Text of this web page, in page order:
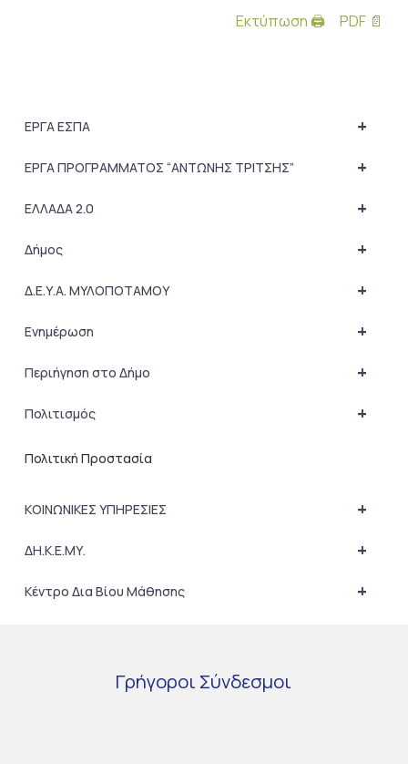
Εκτύπωση 🖨 PDF 📄
+
ΕΡΓΑ ΕΣΠΑ
+
ΕΡΓΑ ΠΡΟΓΡΑΜΜΑΤΟΣ “ΑΝΤΩΝΗΣ ΤΡΙΤΣΗΣ”
+
ΕΛΛΑΔΑ 2.0
+
Δήμος
+
Δ.Ε.Υ.Α. ΜΥΛΟΠΟΤΑΜΟΥ
+
Ενημέρωση
+
Περιήγηση στο Δήμο
+
Πολιτισμός
Πολιτική Προστασία
+
ΚΟΙΝΩΝΙΚΕΣ ΥΠΗΡΕΣΙΕΣ
+
ΔΗ.Κ.Ε.ΜΥ.
+
Κέντρο Δια Βίου Μάθησης
Γρήγοροι Σύνδεσμοι